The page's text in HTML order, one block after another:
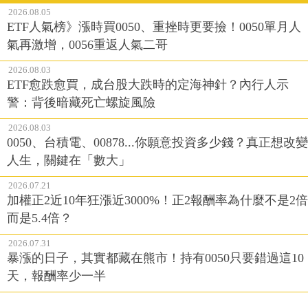
2026.08.05
ETF人氣榜》漲時買0050、重挫時更要撿！0050單月人
氣再激增，0056重返人氣二哥
2026.08.03
ETF愈跌愈買，成台股大跌時的定海神針？內行人示
警：背後暗藏死亡螺旋風險
2026.08.03
0050、台積電、00878...你願意投資多少錢？真正想改變
人生，關鍵在「數大」
2026.07.21
加權正2近10年狂漲近3000%！正2報酬率為什麼不是2倍
而是5.4倍？
2026.07.31
暴漲的日子，其實都藏在熊市！持有0050只要錯過這10
天，報酬率少一半